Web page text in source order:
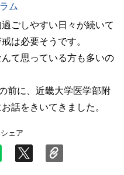
ム
ごしやすい日々が続いて
は必要そうです。
て思っている方も多いの
前に、近畿大学医学部附
話をきいてきました。
ェア